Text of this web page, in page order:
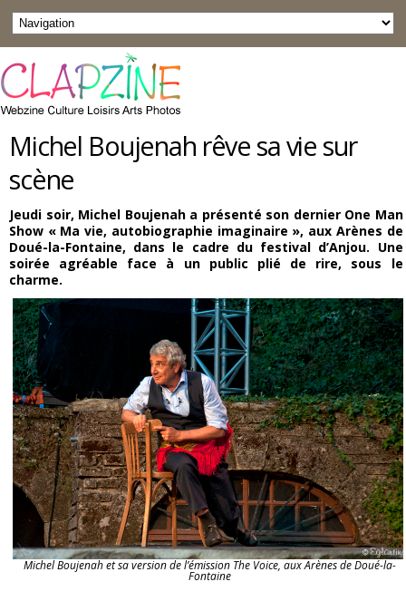
Michel Boujenah rêve sa vie sur
scène
Jeudi soir, Michel Boujenah a présenté son dernier One Man
Show « Ma vie, autobiographie imaginaire », aux Arènes de
Doué-la-Fontaine, dans le cadre du festival d’Anjou. Une
soirée agréable face à un public plié de rire, sous le
charme.
Michel Boujenah et sa version de l’émission The Voice, aux Arènes de Doué-la-
Fontaine